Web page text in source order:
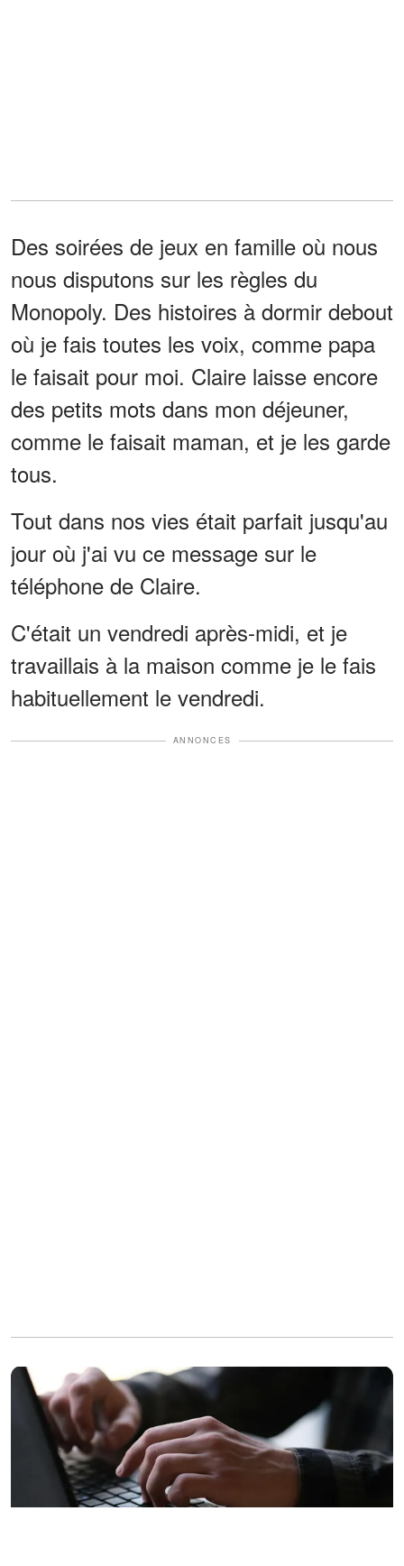
Des soirées de jeux en famille où nous
nous disputons sur les règles du
Monopoly. Des histoires à dormir debout
où je fais toutes les voix, comme papa
le faisait pour moi. Claire laisse encore
des petits mots dans mon déjeuner,
comme le faisait maman, et je les garde
tous.
Tout dans nos vies était parfait jusqu'au
jour où j'ai vu ce message sur le
téléphone de Claire.
C'était un vendredi après-midi, et je
travaillais à la maison comme je le fais
habituellement le vendredi.
ANNONCES